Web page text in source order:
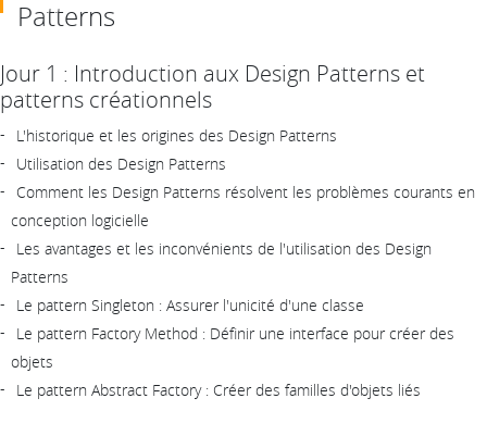
Patterns
Jour 1 : Introduction aux Design Patterns et
patterns créationnels
L'historique et les origines des Design Patterns
Utilisation des Design Patterns
Comment les Design Patterns résolvent les problèmes courants en
conception logicielle
Les avantages et les inconvénients de l'utilisation des Design
Patterns
Le pattern Singleton : Assurer l'unicité d'une classe
Le pattern Factory Method : Définir une interface pour créer des
objets
Le pattern Abstract Factory : Créer des familles d'objets liés